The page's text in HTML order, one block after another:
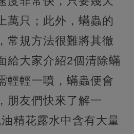
萬只；此外，蟎蟲的
常規方法很難將其徹
給大家介紹2個清除蟎
輕輕一噴，蟎蟲便會
朋友們快來了解一
精花露水中含有大量